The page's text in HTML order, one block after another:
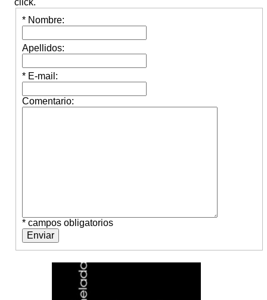
click.
* Nombre:
Apellidos:
* E-mail:
Comentario:
* campos obligatorios